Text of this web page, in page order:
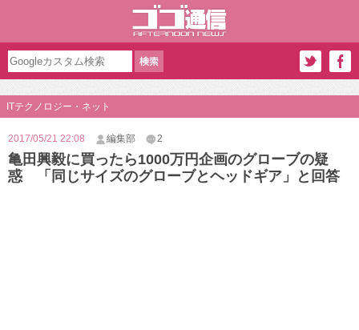
ITテクノロジー・ネット
2017/05/21 22:08 編集部 2
亀田興毅に買ったら1000万円企画のグローブの疑
惑 「同じサイズのグローブとヘッドギア」と回答